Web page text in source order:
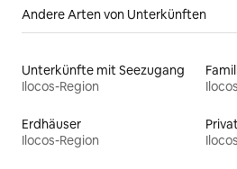
Andere Arten von Unterkünften
Unterkünfte mit Seezugang
Ilocos-Region
Erdhäuser
Ilocos-Region